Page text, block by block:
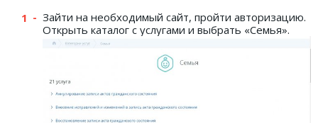
Зайти на необходимый сайт, пройти авторизацию.
Открыть каталог с услугами и выбрать «Семья».